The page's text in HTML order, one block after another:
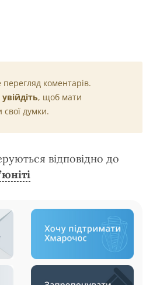
коментарів.
увійдіть, щоб мати
свої думки.
відповідно до